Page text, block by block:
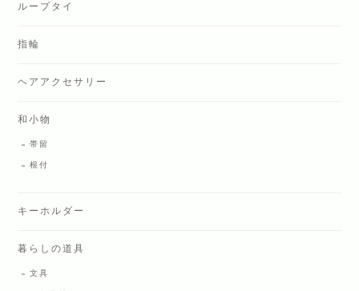
ループタイ
指輪
ヘアアクセサリー
和小物
帯留
根付
キーホルダー
暮らしの道具
文具